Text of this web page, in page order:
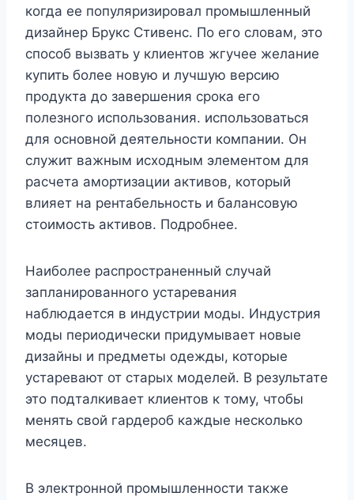
когда ее популяризировал промышленный
дизайнер Брукс Стивенс. По его словам, это
способ вызвать у клиентов жгучее желание
купить более новую и лучшую версию
продукта до завершения срока его
полезного использования. использоваться
для основной деятельности компании. Он
служит важным исходным элементом для
расчета амортизации активов, который
влияет на рентабельность и балансовую
стоимость активов. Подробнее.
Наиболее распространенный случай
запланированного устаревания
наблюдается в индустрии моды. Индустрия
моды периодически придумывает новые
дизайны и предметы одежды, которые
устаревают от старых моделей. В результате
это подталкивает клиентов к тому, чтобы
менять свой гардероб каждые несколько
месяцев.
В электронной промышленности также